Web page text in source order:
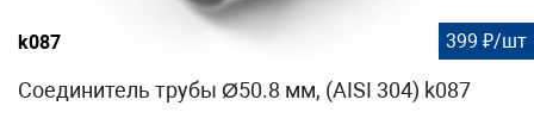
k087 399 ₽/шт
Соединитель трубы Ø50.8 мм, (AISI 304) k087